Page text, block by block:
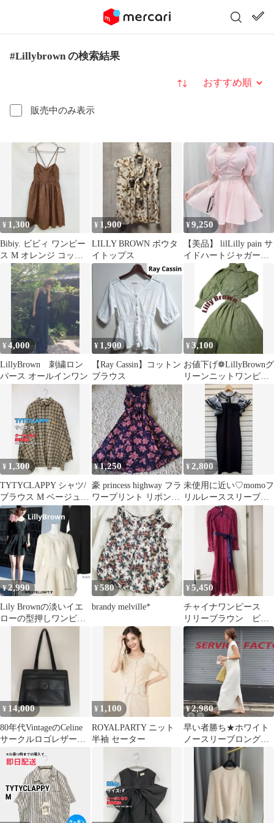
#Lillybrown の検索結果
販売中のみ表示
並び替え
¥ 1,300
Bibiy. ビビィ ワンピー
ス M オレンジ コット
ン チェック柄 袖なし
ショート・ミニ丈 フレ
ア レディース
¥ 1,900
LILLY BROWN ボウタ
イトップス
¥9,250
【美品】 lilLilly pain サ
イドハートジャガード
チュニック
¥4,000
LillyBrown 刺繍ロン
パース オールインワン
¥ 1,900
【Ray Cassin】コットン
ブラウス
¥3,100
お値下げ❁LillyBrownグ
リーンニットワンピー
ス Mサイズ リリーブ
ラウン
¥ 1,300
TYTYCLAPPY シャツ/
ブラウス M ベージュ
コットン チェック柄 ワ
ンポイント 刺繍 ミドル
丈 長袖 レギュラーカラ
ー レディース
¥1,250
豪 princess highway フラ
ワープリント リボンワ
ンピース 6号
¥2,800
未使用に近い♡momoフ
リルレーススリーブコ
ンビドレスRirandture
¥2,990
Lily Brownの淡いイエ
ローの型押しワンピー
¥580
brandy melville*
¥5,450
チャイナワンピース
リリーブラウン ピン
ク
¥ 14,000
80年代VintageのCeline
サークルロゴレザート
ート
¥ 1,100
ROYALPARTY ニット
半袖 セーター
¥2,980
早い者勝ち★ホワイト
ノースリーブロングワ
ンピース ハイウエスト
二の腕カバー